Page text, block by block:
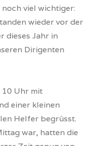
viel wichtiger:
wieder vor der
dieses Jahr in
Dirigenten
Uhr mit
einer kleinen
Helfer begrüsst.
war, hatten die